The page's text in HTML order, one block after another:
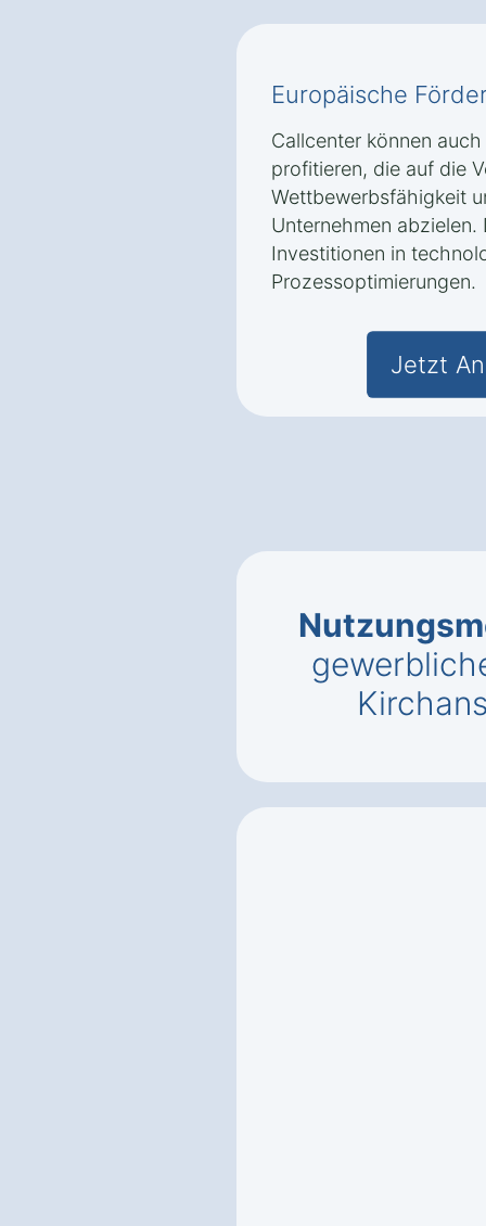
Europäische
Callcenter können
profitieren, die auf die
Wettbewerbsfähigkeit
Unternehmen
Investitionen in
Prozessoptimierungen.
Jetzt